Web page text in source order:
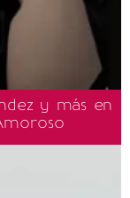
y más en